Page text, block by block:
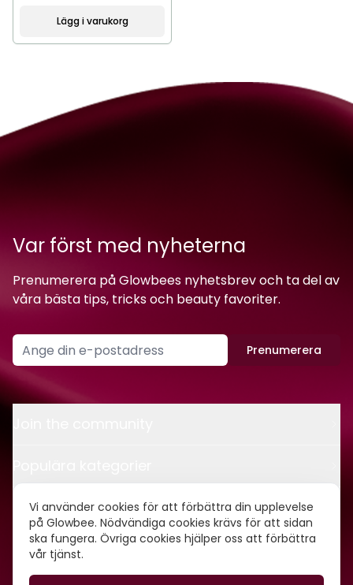
Vi använder cookies för att förbättra din upplevelse
på Glowbee. Nödvändiga cookies krävs för att sidan
ska fungera. Övriga cookies hjälper oss att förbättra
vår tjänst.
Lägg i varukorg
Var först med nyheterna
Prenumerera på Glowbees nyhetsbrev och ta del av
våra bästa tips, tricks och beauty favoriter.
Prenumerera
Kontakt
Om oss